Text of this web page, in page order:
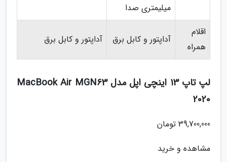
میلیمتری صدا
اقلام
همراه
آداپتور و کابل برق آداپتور و کابل برق
لپ تاپ 13 اینچی اپل مدل MacBook Air MGN63
2020
39,700,000 تومان
مشاهده و خرید